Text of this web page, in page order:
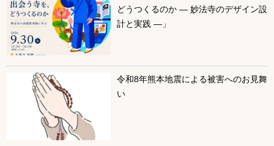
どうつくるのか ― 妙法寺のデザイン設
計と実践 ―」
令和8年熊本地震による被害へのお見舞
い